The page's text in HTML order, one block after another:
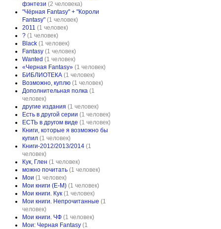
фэнтези (2 человека)
"Чёрная Fantasy" + "Короли
Fantasy" (1 человек)
2011 (1 человек)
? (1 человек)
Black (1 человек)
Fantasy (1 человек)
Wanted (1 человек)
«Черная Fantasy» (1 человек)
БИБЛИОТЕКА (1 человек)
Возможно, куплю (1 человек)
Дополнительная полка (1
человек)
другие издания (1 человек)
Есть в другой серии (1 человек)
ЕСТЬ в другом виде (1 человек)
Книги, которые я возможно бы
купил (1 человек)
Книги-2012/2013/2014 (1
человек)
Кук, Глен (1 человек)
можно почитать (1 человек)
Мои (1 человек)
Мои книги (Е-М) (1 человек)
Мои книги. Кук (1 человек)
Мои книги. Непрочитанные (1
человек)
Мои книги. ЧФ (1 человек)
Мои: Черная Fantasy (1